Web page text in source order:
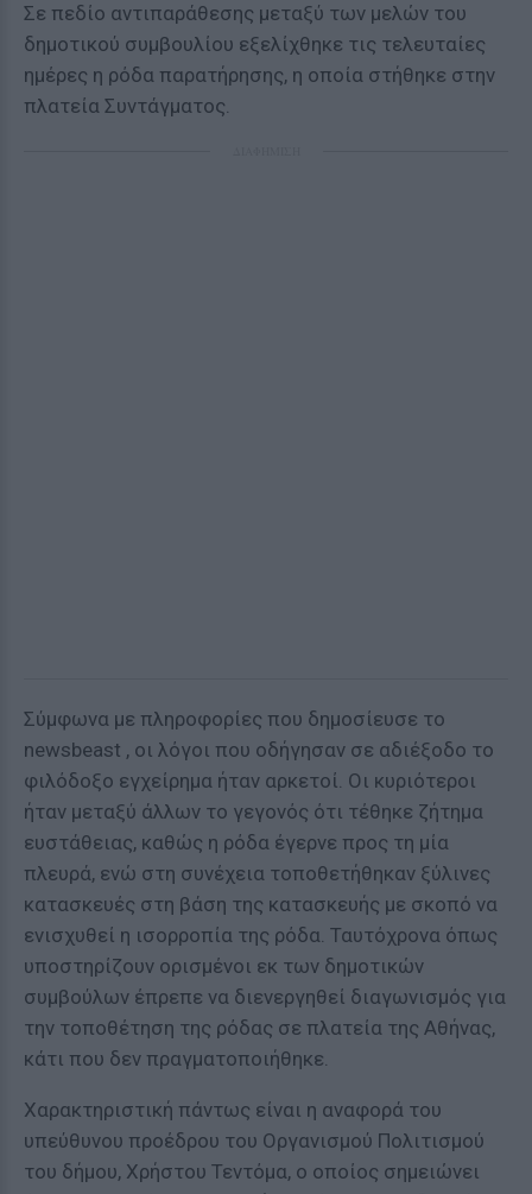
Σε πεδίο αντιπαράθεσης μεταξύ των μελών του
δημοτικού συμβουλίου εξελίχθηκε τις τελευταίες
ημέρες η ρόδα παρατήρησης, η οποία στήθηκε στην
πλατεία Συντάγματος.
Σύμφωνα με πληροφορίες που δημοσίευσε το
newsbeast , οι λόγοι που οδήγησαν σε αδιέξοδο το
φιλόδοξο εγχείρημα ήταν αρκετοί. Οι κυριότεροι
ήταν μεταξύ άλλων το γεγονός ότι τέθηκε ζήτημα
ευστάθειας, καθώς η ρόδα έγερνε προς τη μία
πλευρά, ενώ στη συνέχεια τοποθετήθηκαν ξύλινες
κατασκευές στη βάση της κατασκευής με σκοπό να
ενισχυθεί η ισορροπία της ρόδα. Ταυτόχρονα όπως
υποστηρίζουν ορισμένοι εκ των δημοτικών
συμβούλων έπρεπε να διενεργηθεί διαγωνισμός για
την τοποθέτηση της ρόδας σε πλατεία της Αθήνας,
κάτι που δεν πραγματοποιήθηκε.
Χαρακτηριστική πάντως είναι η αναφορά του
υπεύθυνου προέδρου του Οργανισμού Πολιτισμού
του δήμου, Χρήστου Τεντόμα, ο οποίος σημειώνει